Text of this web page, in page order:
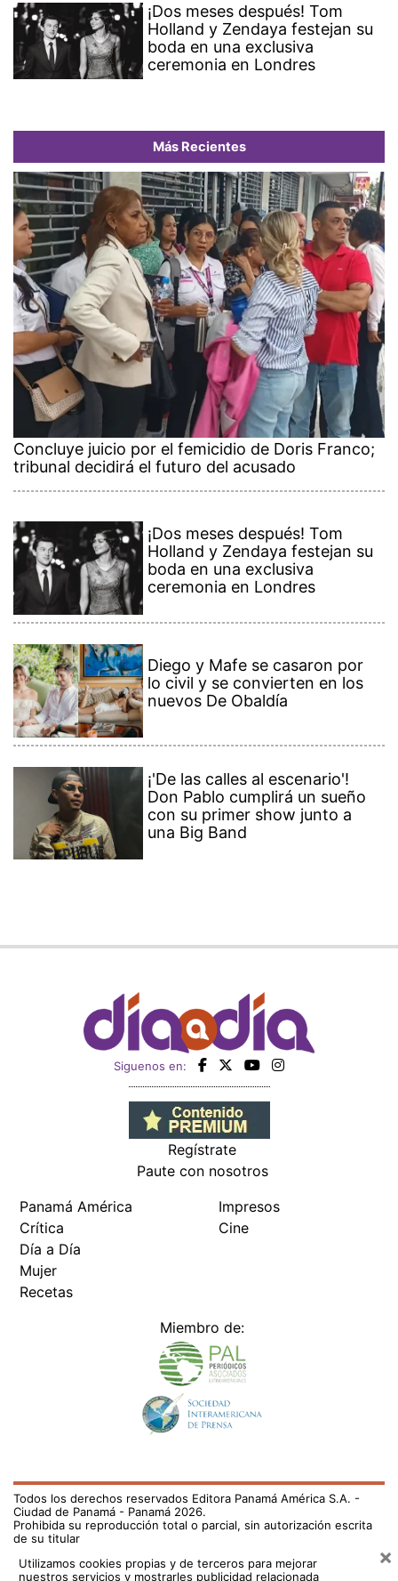
¡Dos meses después! Tom
Holland y Zendaya festejan su
boda en una exclusiva
ceremonia en Londres
Más Recientes
Concluye juicio por el femicidio de Doris Franco;
tribunal decidirá el futuro del acusado
¡Dos meses después! Tom
Holland y Zendaya festejan su
boda en una exclusiva
ceremonia en Londres
Diego y Mafe se casaron por
lo civil y se convierten en los
nuevos De Obaldía
¡'De las calles al escenario'!
Don Pablo cumplirá un sueño
con su primer show junto a
una Big Band
Siguenos en:
Regístrate
Paute con nosotros
Panamá América
Crítica
Día a Día
Mujer
Recetas
Impresos
Cine
Miembro de:
Todos los derechos reservados Editora Panamá América S.A. -
Ciudad de Panamá - Panamá 2026.
Prohibida su reproducción total o parcial, sin autorización escrita
de su titular
Utilizamos cookies propias y de terceros para mejorar
nuestros servicios y mostrarles publicidad relacionada
×